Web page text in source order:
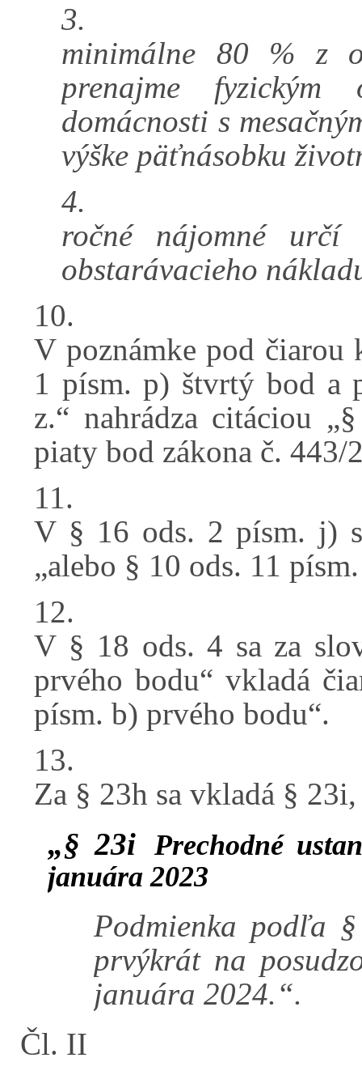
3.
minimálne 80 % z
prenajme
domácnosti s
výške päťnásobku
4.
ročné nájomné
obstarávacieho
10.
V poznámke pod čiarou
1 písm. p) štvrtý bod a
z.“ nahrádza citáciou
piaty bod zákona č. 443/
11.
V § 16 ods. 2 písm. j)
„alebo § 10 ods. 11
12.
V § 18 ods. 4 sa za
prvého bodu“ vkladá
písm. b) prvého bodu“.
13.
Za § 23h sa vkladá §
„§ 23i Prechodné
januára 2023
Podmienka podľa
prvýkrát na
januára 2024.“.
Čl. II